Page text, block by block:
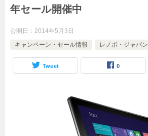
年セール開催中
公開日： 2014年5月3日
キャンペーン・セール情報
レノボ・ジャパン
Tweet 0